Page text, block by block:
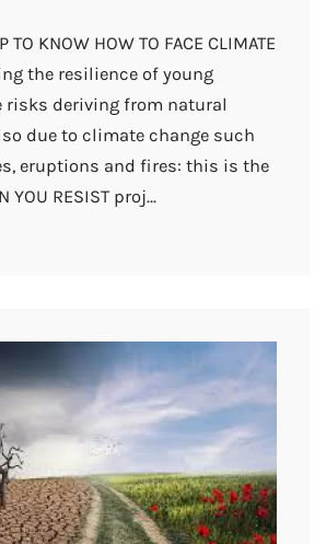
TO KNOW HOW TO FACE CLIMATE
the resilience of young
risks deriving from natural
due to climate change such
eruptions and fires: this is the
YOU RESIST proj…